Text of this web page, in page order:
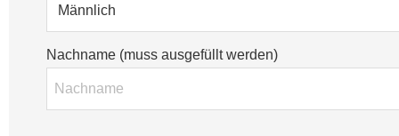
Nachname (muss ausgefüllt werden)